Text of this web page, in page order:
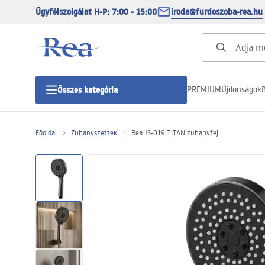
Ügyfélszolgálat H-P: 7:00 - 15:00 iroda@furdoszoba-rea.hu
Összes kategória
Zuhanytálcák
Zuhanylefolyók
PREMIUMÚjdonságok
Főoldal Zuhanyszettek Rea JS-019 TITAN zuhanyfej